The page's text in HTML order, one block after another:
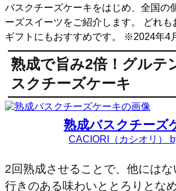
バスクチーズケーキをはじめ、全国の
ーズスイーツをご紹介します。 どれも
ギフトにもおすすめです。 ※2024年4
熟成で旨み2倍！グルテ
スクチーズケーキ
熟成バスクチーズ
CACIORI（カシオリ）
2回熟成させることで、他には
行きのある味わいととろりとな